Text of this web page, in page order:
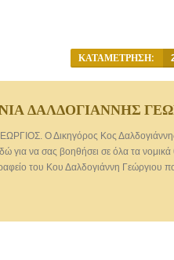
ΚΑΤΑΜΈΤΡΗΣΗ:
ΔΑΛΔΟΓΙΑΝΝΗΣ
Ο Δικηγόρος Κος
για να σας βοηθήσει σε όλα τα
του Κου Δαλδογιάννη Γεώργιου
γραφείο μας με την πολυετή